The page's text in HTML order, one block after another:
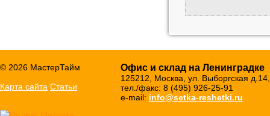
© 2026 МастерТайм
Карта сайта Статьи
Офис и склад на Ленинградке
125212, Москва, ул. Выборгская
тел./факс: 8 (495) 926-25-91
e-mail: info@setka-reshetki.ru